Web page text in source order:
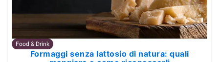
Food & Drink
Formaggi senza lattosio di natura: quali